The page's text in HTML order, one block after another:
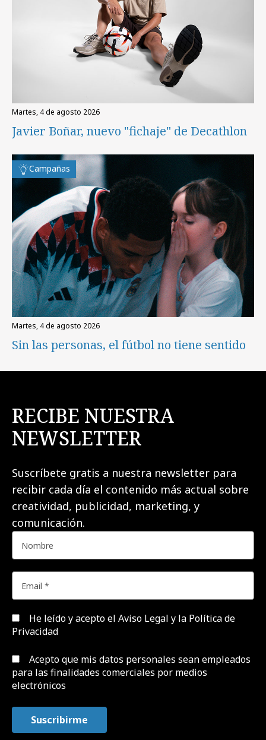
martes, 4 de agosto 2026
Javier Boñar, nuevo "fichaje" de Decathlon
Campañas
martes, 4 de agosto 2026
Sin las personas, el fútbol no tiene sentido
RECIBE NUESTRA
NEWSLETTER
Suscríbete gratis a nuestra newsletter para
recibir cada día el contenido más actual sobre
creatividad, publicidad, marketing, y
comunicación.
He leído y acepto el Aviso Legal y la Política de
Privacidad
Acepto que mis datos personales sean empleados
para las finalidades comerciales por medios
electrónicos